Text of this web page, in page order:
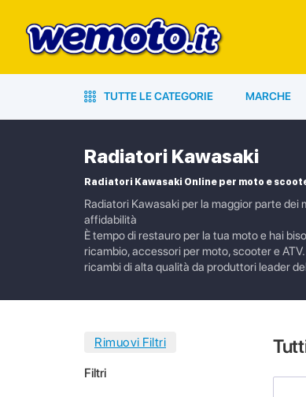
TUTTE LE CATEGORIE MARCHE
Radiatori Kawasaki
Radiatori Kawasaki Online per moto e
Radiatori Kawasaki per la maggior parte dei
affidabilità
È tempo di restauro per la tua moto e hai
ricambio, accessori per moto, scooter e
ricambi di alta qualità da produttori leader
Filtri